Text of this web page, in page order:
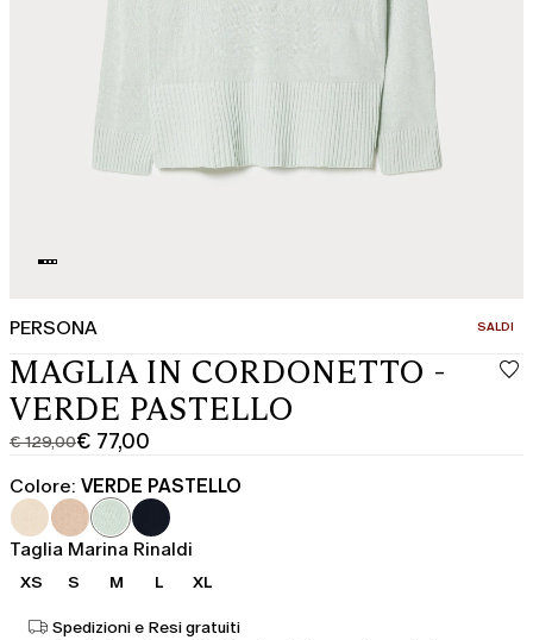
PERSONA SALDI
MAGLIA IN CORDONETTO -
VERDE PASTELLO
€ 129,00
Prezzo
originale
€
129,00
€ 77,00
Prezzo
corrente
€
77,00
Colore: VERDE PASTELLO
Taglia Marina Rinaldi
XS S M L XL
Spedizioni e Resi gratuiti